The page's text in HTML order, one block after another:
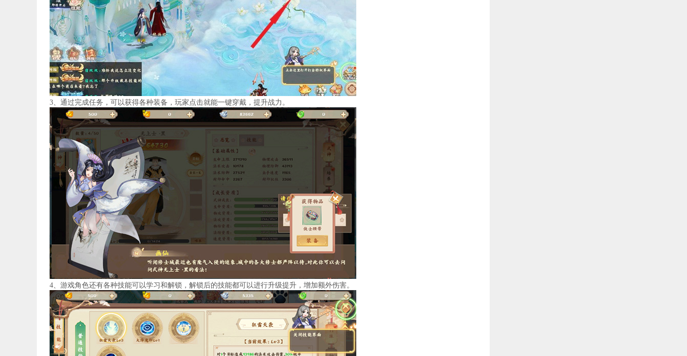
3、通过完成任务，可以获得各种装备，玩家点击就能一键穿戴，提升战力。
4、游戏角色还有各种技能可以学习和解锁，解锁后的技能都可以进行升级提升，增加额外伤害。